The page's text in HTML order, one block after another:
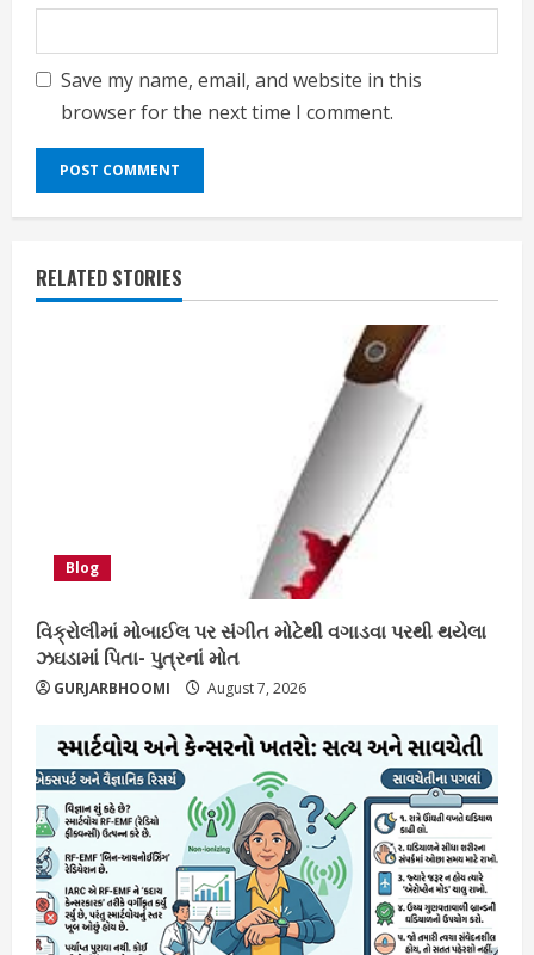
Save my name, email, and website in this
browser for the next time I comment.
RELATED STORIES
Blog
વિક્રોલીમાં મોબાઈલ પર સંગીત મોટેથી વગાડવા પરથી થયેલા
ઝઘડામાં પિતા- પુત્રનાં મોત
GURJARBHOOMI August 7, 2026